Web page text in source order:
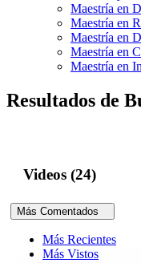
Maestría en
Maestría en
Maestría en
Maestría en
Maestría en
Resultados de
Videos (24)
Más Comentados
Más Recientes
Más Vistos